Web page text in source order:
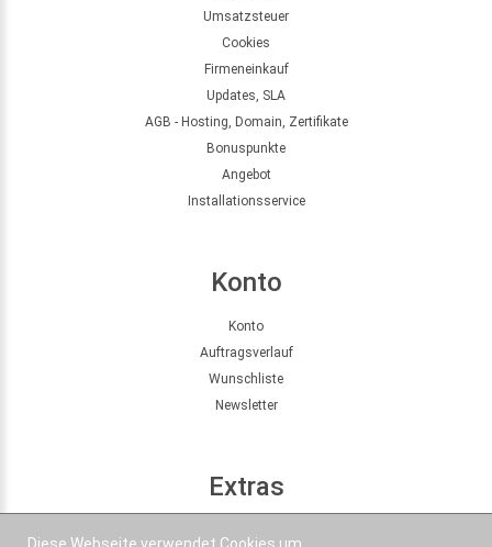
Umsatzsteuer
Cookies
Firmeneinkauf
Updates, SLA
AGB - Hosting, Domain, Zertifikate
Bonuspunkte
Angebot
Installationsservice
Konto
Konto
Auftragsverlauf
Wunschliste
Newsletter
Extras